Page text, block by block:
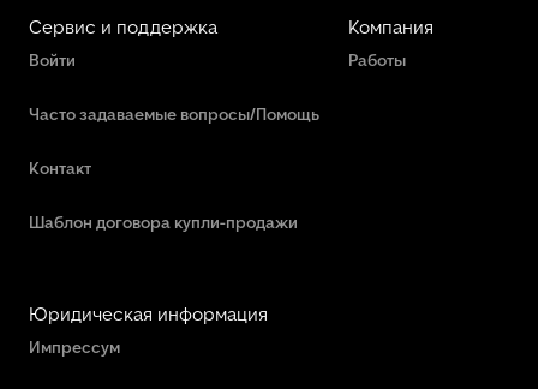
Сервис и поддержка
Войти
Часто задаваемые вопросы/Помощь
Контакт
Шаблон договора купли-продажи
Компания
Работы
Юридическая информация
Импрессум